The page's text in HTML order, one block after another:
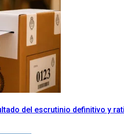
del escrutinio definitivo y